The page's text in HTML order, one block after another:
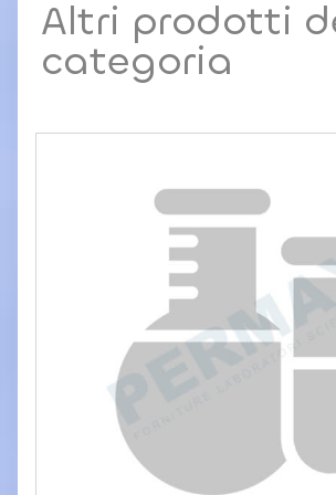
c
P
o
y
Altri prodotti
categoria